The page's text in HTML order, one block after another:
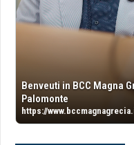
Benveuti in BCC Magna
Palomonte
https://